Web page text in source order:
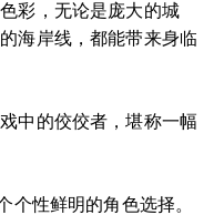
彩，无论是庞大的城
海岸线，都能带来身临
中的佼佼者，堪称一幅
个性鲜明的角色选择。